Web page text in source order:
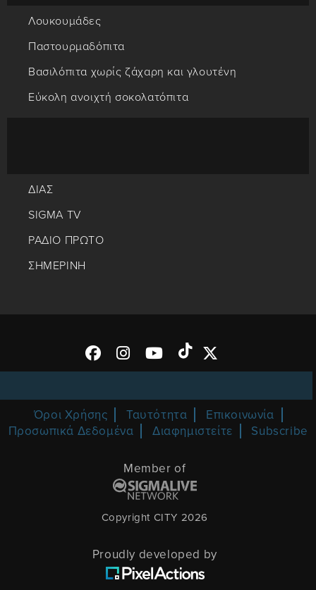
Λουκουμάδες
Παστουρμαδόπιτα
Βασιλόπιτα χωρίς ζάχαρη και γλουτένη
Εύκολη ανοιχτή σοκολατόπιτα
ΔΙΑΣ
SIGMA TV
ΡΑΔΙΟ ΠΡΩΤΟ
ΣΗΜΕΡΙΝΗ
Όροι Χρήσης Ταυτότητα
Επικοινωνία
Προσωπικά Δεδομένα
Διαφημιστείτε Subscribe
Member of
Copyright CITY 2026
Proudly developed by